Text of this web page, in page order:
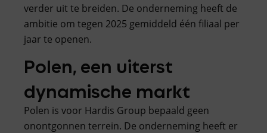
verder uit te breiden. De onderneming heeft de
ambitie om tegen 2025 gemiddeld één filiaal per
jaar te openen.
Polen, een uiterst
dynamische markt
Polen is voor Hardis Group bepaald geen
onontgonnen terrein. De onderneming heeft er